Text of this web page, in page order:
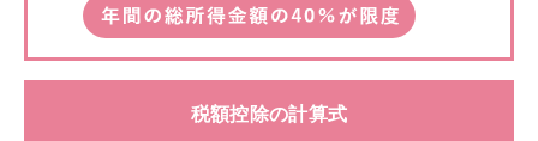
税額控除の計算式